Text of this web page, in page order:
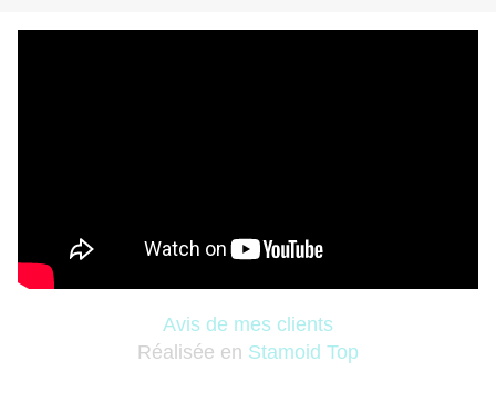
Avis de mes clients
Réalisée en Stamoid Top